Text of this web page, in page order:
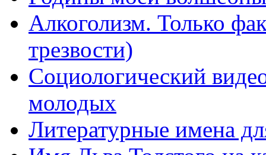
Алкоголизм. Только
трезвости)
Социологический
молодых
Литературные имена